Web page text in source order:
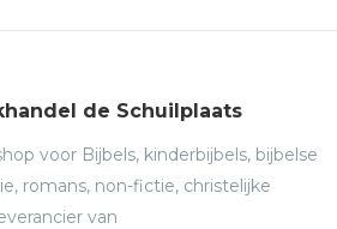
de Schuilplaats
voor Bijbels, kinderbijbels, bijbelse
romans, non-fictie, christelijke
van